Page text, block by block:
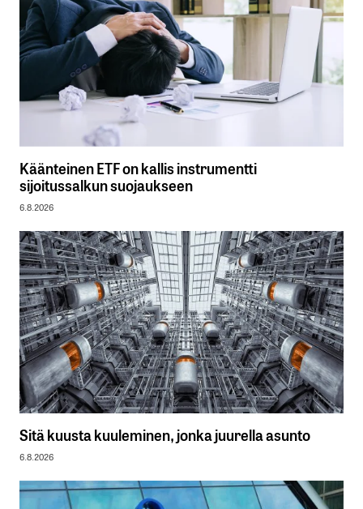
Käänteinen ETF on kallis instrumentti
sijoitussalkun suojaukseen
6.8.2026
Sitä kuusta kuuleminen, jonka juurella asunto
6.8.2026